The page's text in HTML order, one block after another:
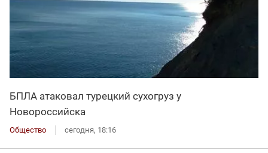
БПЛА атаковал турецкий сухогруз у
Новороссийска
Общество сегодня, 18:16